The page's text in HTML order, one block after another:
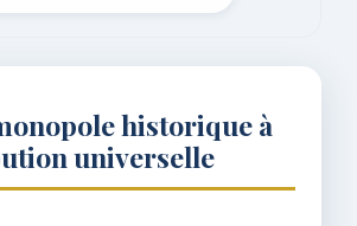
historique à
universelle